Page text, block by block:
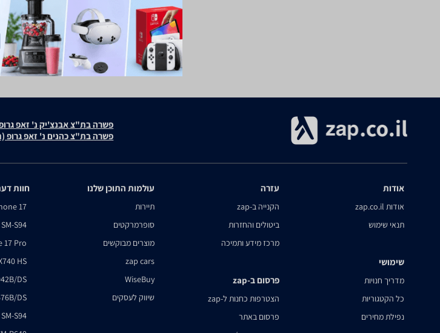
פשרה בת"צ אבנצ'יק נ' זאפ גרופ (ת"צ
פשרה בת"צ כהנים נ' זאפ גרופ (ת"צ 60371-
אודות
אודות zap.co.il
תנאי שימוש
שימושי
מדריך חנויות
כל הקטגוריות
נפילת מחירים
עזרה
הקנייה ב-zap
ביטולים והחזרות
מרכז מידע ותמיכה
פרסום ב-zap
הצטרפות כחנות ל-zap
פרסום באתר
עולמות התוכן שלנו
תיירות
סופרמרקטים
מוצרים מבוקשים
zap cars
WiseBuy
שיווק לעסקים
חוות
17
S94
17 Pro
HS
DS
DS
S94